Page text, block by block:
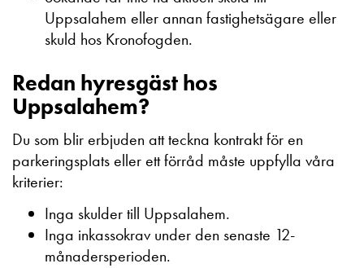
Uppsalahem eller annan fastighetsägare eller
skuld hos Kronofogden.
Redan hyresgäst hos
Uppsalahem?
Du som blir erbjuden att teckna kontrakt för en
parkeringsplats eller ett förråd måste uppfylla våra
kriterier:
Inga skulder till Uppsalahem.
Inga inkassokrav under den senaste 12-
månadersperioden.